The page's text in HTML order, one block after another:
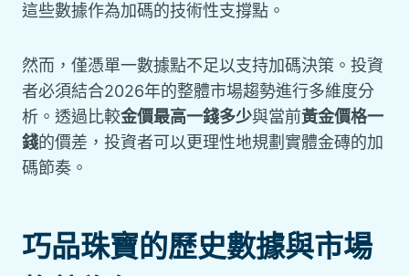
這些數據作為加碼的技術性支撐點。
然而，僅憑單一數據點不足以支持加碼決策。投資
者必須結合2026年的整體市場趨勢進行多維度分
析。透過比較金價最高一錢多少與當前黃金價格一
錢的價差，投資者可以更理性地規劃實體金磚的加
碼節奏。
巧品珠寶的歷史數據與市場